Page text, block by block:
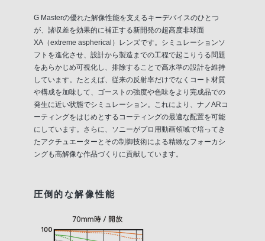
G Masterの優れた解像性能を支えるキーデバイスのひとつ
が、諸収差を効果的に補正する新開発の超高度非球面
XA（extreme aspherical）レンズです。シミュレーションソ
フトを進化させ、設計から製造までの工程で起こりうる問題
をあらかじめ可視化し、排除することで高水準の設計を維持
しています。たとえば、従来の反射率だけでなくコート材質
や構成を加味して、ゴーストの強度や色味をより完成品での
発生に近い状態でシミュレーション。これにより、ナノARコ
ーティングをはじめとするコーティングの最適な配置を可能
にしています。さらに、ソニーがプロ用動画領域で培ってき
たアクチュエーターとその制御技術による精緻なフォーカシ
ングも高解像な作品づくりに貢献しています。
圧倒的な解像性能